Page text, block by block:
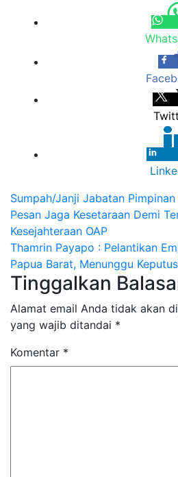
Navigasi
pos
Sumpah/Janji Jabatan
Pesan Jaga Kesetaraan Demi
Kesejahteraan OAP
Thamrin Payapo : Pelantikan
Papua Barat, Menunggu
Tinggalkan
Alamat email Anda tidak akan
yang wajib ditandai *
Komentar *